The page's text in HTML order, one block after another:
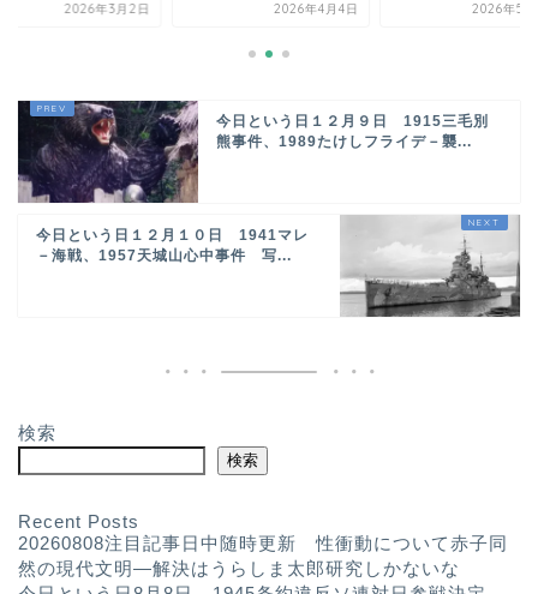
2026年3月2日 2026年4月4日 2026年5
今日という日１２月９日 1915三毛別
熊事件、1989たけしフライデ－襲...
今日という日１２月１０日 1941マレ
－海戦、1957天城山心中事件 写...
検索
検索
Recent Posts
20260808注目記事日中随時更新 性衝動について赤子同
然の現代文明—解決はうらしま太郎研究しかないな